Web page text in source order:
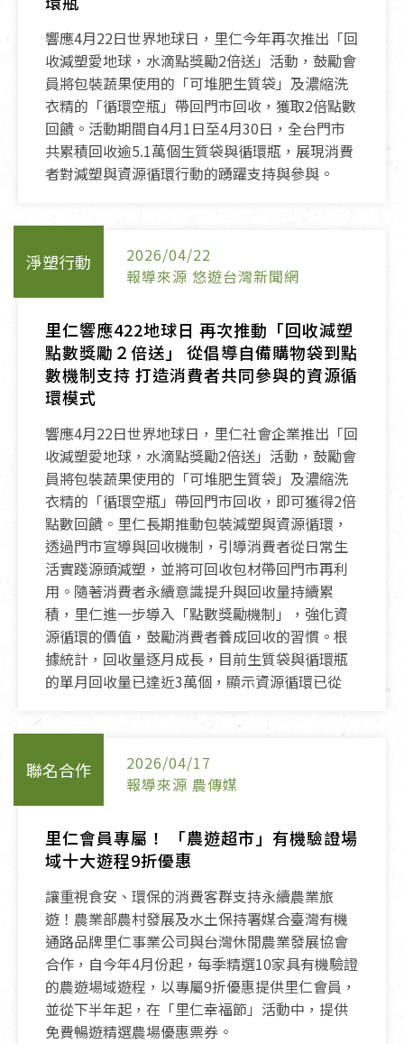
響應4月22日世界地球日，里仁今年再次推出「回
收減塑愛地球，水滴點獎勵2倍送」活動，鼓勵會
員將包裝蔬果使用的「可堆肥生質袋」及濃縮洗
衣精的「循環空瓶」帶回門市回收，獲取2倍點數
回饋。活動期間自4月1日至4月30日，全台門市
共累積回收逾5.1萬個生質袋與循環瓶，展現消費
者對減塑與資源循環行動的踴躍支持與參與。
淨塑行動
2026/04/22
報導來源 悠遊台灣新聞網
里仁響應422地球日 再次推動「回收減塑
點數獎勵２倍送」 從倡導自備購物袋到點
數機制支持 打造消費者共同參與的資源循
環模式
響應4月22日世界地球日，里仁社會企業推出「回
收減塑愛地球，水滴點獎勵2倍送」活動，鼓勵會
員將包裝蔬果使用的「可堆肥生質袋」及濃縮洗
衣精的「循環空瓶」帶回門市回收，即可獲得2倍
點數回饋。里仁長期推動包裝減塑與資源循環，
透過門市宣導與回收機制，引導消費者從日常生
活實踐源頭減塑，並將可回收包材帶回門市再利
用。隨著消費者永續意識提升與回收量持續累
積，里仁進一步導入「點數獎勵機制」，強化資
源循環的價值，鼓勵消費者養成回收的習慣。根
據統計，回收量逐月成長，目前生質袋與循環瓶
的單月回收量已達近3萬個，顯示資源循環已從
聯名合作
2026/04/17
報導來源 農傳媒
里仁會員專屬！ 「農遊超市」有機驗證場
域十大遊程9折優惠
讓重視食安、環保的消費客群支持永續農業旅
遊！農業部農村發展及水土保持署媒合臺灣有機
通路品牌里仁事業公司與台灣休閒農業發展協會
合作，自今年4月份起，每季精選10家具有機驗證
的農遊場域遊程，以專屬9折優惠提供里仁會員，
並從下半年起，在「里仁幸福節」活動中，提供
免費暢遊精選農場優惠票券。